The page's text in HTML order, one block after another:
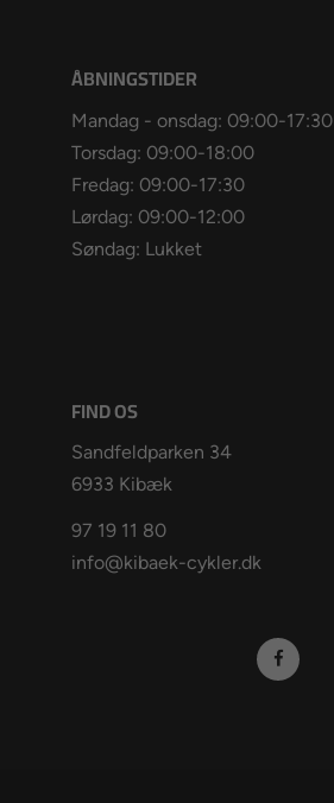
ÅBNINGSTIDER
Mandag - onsdag: 09:00-17:30
Torsdag: 09:00-18:00
Fredag: 09:00-17:30
Lørdag: 09:00-12:00
Søndag: Lukket
FIND OS
Sandfeldparken 34
6933 Kibæk
97 19 11 80
info@kibaek-cykler.dk